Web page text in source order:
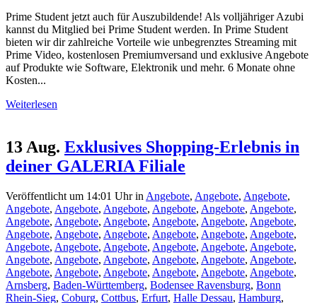
Prime Student jetzt auch für Auszubildende! Als volljähriger Azubi
kannst du Mitglied bei Prime Student werden. In Prime Student
bieten wir dir zahlreiche Vorteile wie unbegrenztes Streaming mit
Prime Video, kostenlosen Premiumversand und exklusive Angebote
auf Produkte wie Software, Elektronik und mehr. 6 Monate ohne
Kosten...
Weiterlesen
13 Aug. Exklusives Shopping-Erlebnis in
deiner GALERIA Filiale
Veröffentlicht um 14:01 Uhrin Angebote, Angebote, Angebote,
Angebote, Angebote, Angebote, Angebote, Angebote, Angebote,
Angebote, Angebote, Angebote, Angebote, Angebote, Angebote,
Angebote, Angebote, Angebote, Angebote, Angebote, Angebote,
Angebote, Angebote, Angebote, Angebote, Angebote, Angebote,
Angebote, Angebote, Angebote, Angebote, Angebote, Angebote,
Angebote, Angebote, Angebote, Angebote, Angebote, Angebote,
Arnsberg, Baden-Württemberg, Bodensee Ravensburg, Bonn
Rhein-Sieg, Coburg, Cottbus, Erfurt, Halle Dessau, Hamburg,